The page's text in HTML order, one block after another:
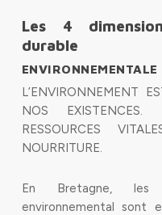
Les 4
durable
ENVIRONNEMENTALE
L’ENVIRONNEMENT
NOS
RESSOURCES
NOURRITURE.
En Bretagne, les
environnemental sont